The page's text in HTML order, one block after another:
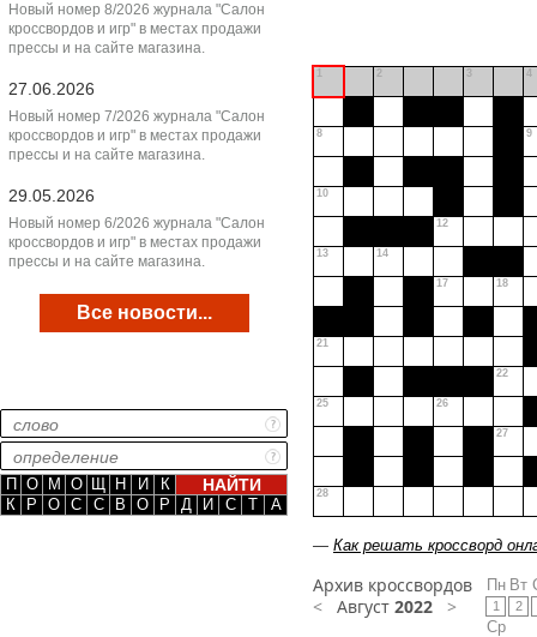
Новый номер 8/2026 журнала "Салон
кроссвордов и игр" в местах продажи
прессы и на сайте магазина.
27.06.2026
Новый номер 7/2026 журнала "Салон
кроссвордов и игр" в местах продажи
прессы и на сайте магазина.
29.05.2026
Новый номер 6/2026 журнала "Салон
кроссвордов и игр" в местах продажи
прессы и на сайте магазина.
Все новости...
П О М О Щ Н И
К
К
Р О С С В О Р Д И С Т А
1 2 3 4
8 9
10
12
13 14
17 18
21
22
25 26
27
28
— Как решать кроссворд
Архив кроссвордов
< Август 2022 >
Пн
1
Вт
2
Ср